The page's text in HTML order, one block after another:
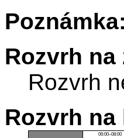
Poznámka:
Rozvrh na
Rozvrh
Rozvrh na
06:00–08:00